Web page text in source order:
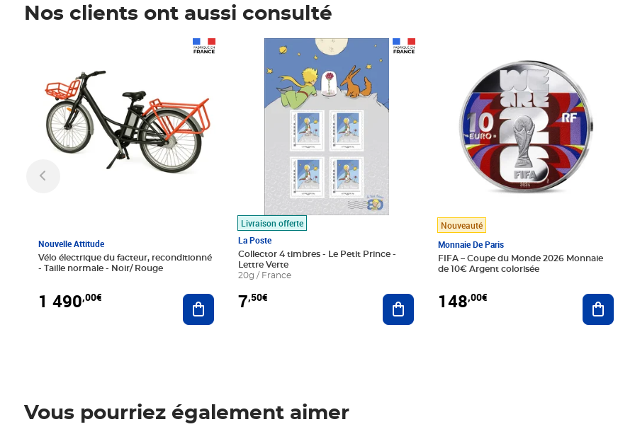
Nos clients ont aussi consulté
Nouvelle Attitude
Vélo électrique du facteur, reconditionné
- Taille normale - Noir/ Rouge
1 490,00€ Ajouter au panier
Livraison offerte
La Poste
Collector 4 timbres - Le Petit Prince -
Lettre Verte
20g / France
7,50€
Prix 7,50€
Ajouter au panier
Nouveauté
Monnaie De Paris
FIFA – Coupe du Monde 2026 Monnaie
de 10€ Argent colorisée
148,00€
Vous pourriez également aimer